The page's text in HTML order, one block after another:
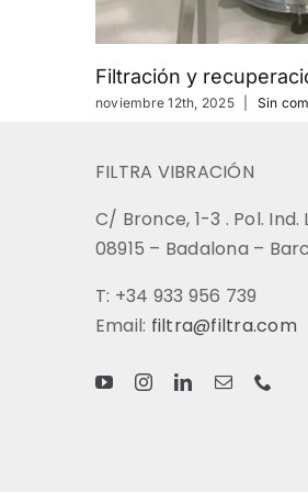
Filtración y
noviembre 12th, 2025 Sin
FILTRA VIBRACIÓN
C/ Bronce, 1-3 . Pol. Ind.
08915 – Badalona –
T: +34 933 956 739
Email: filtra@filtra.com